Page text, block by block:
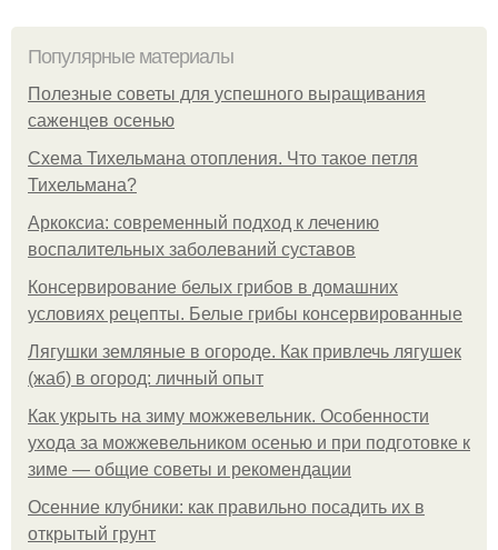
Популярные материалы
Полезные советы для успешного выращивания
саженцев осенью
Схема Тихельмана отопления. Что такое петля
Тихельмана?
Аркоксиа: современный подход к лечению
воспалительных заболеваний суставов
Консервирование белых грибов в домашних
условиях рецепты. Белые грибы консервированные
Лягушки земляные в огороде. Как привлечь лягушек
(жаб) в огород: личный опыт
Как укрыть на зиму можжевельник. Особенности
ухода за можжевельником осенью и при подготовке к
зиме — общие советы и рекомендации
Осенние клубники: как правильно посадить их в
открытый грунт